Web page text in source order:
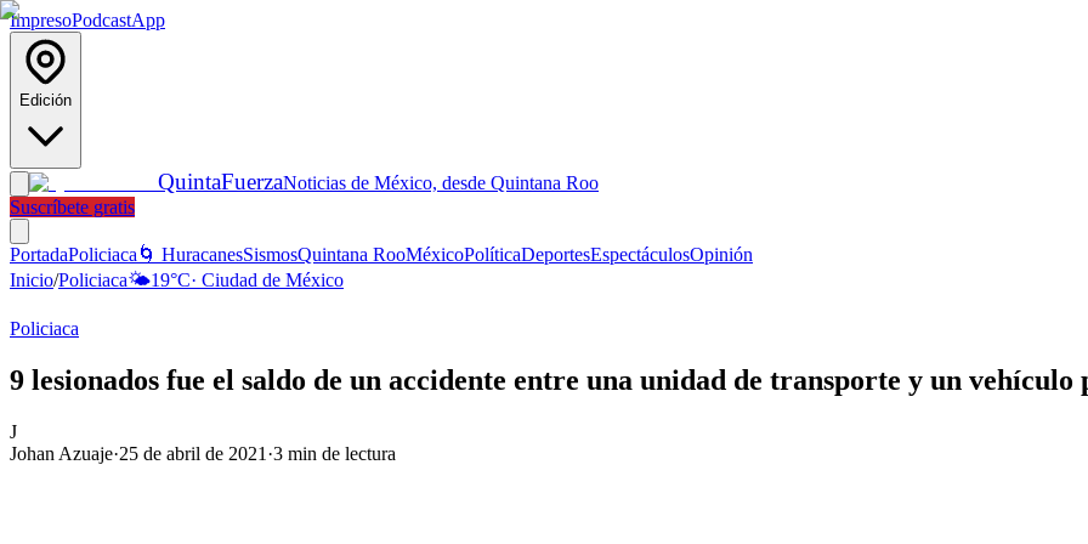
ImpresoPodcastApp
Edición
QuintaFuerzaNoticias de México, desde Quintana Roo
Suscríbete gratis
PortadaPoliciaca 🌀 HuracanesSismosQuintana RooMéxicoPolíticaDeportesEspectáculosOpinión
Inicio/Policiaca🌤️19°C· Ciudad de México
Policiaca
9 lesionados fue el saldo de un accidente entre una unidad de transporte y un
J
Johan Azuaje·25 de abril de 2021 ·3 min de lectura